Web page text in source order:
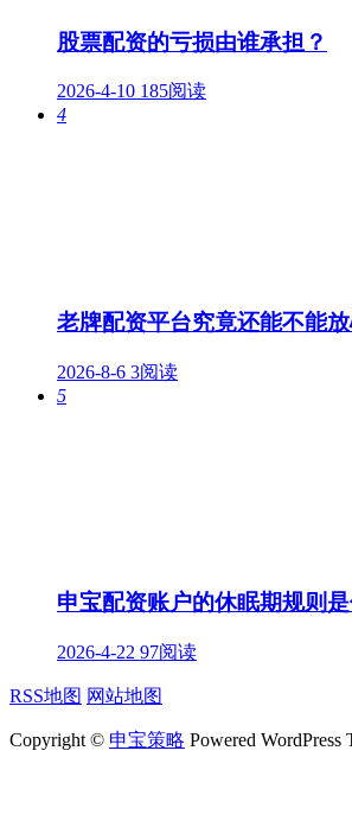
股票配资的亏损由谁承担？
2026-4-10 185阅读
4
老牌配资平台究竟还能不能放
2026-8-6 3阅读
5
申宝配资账户的休眠期规则是
2026-4-22 97阅读
RSS地图 网站地图
Copyright © 申宝策略 Powered WordPress